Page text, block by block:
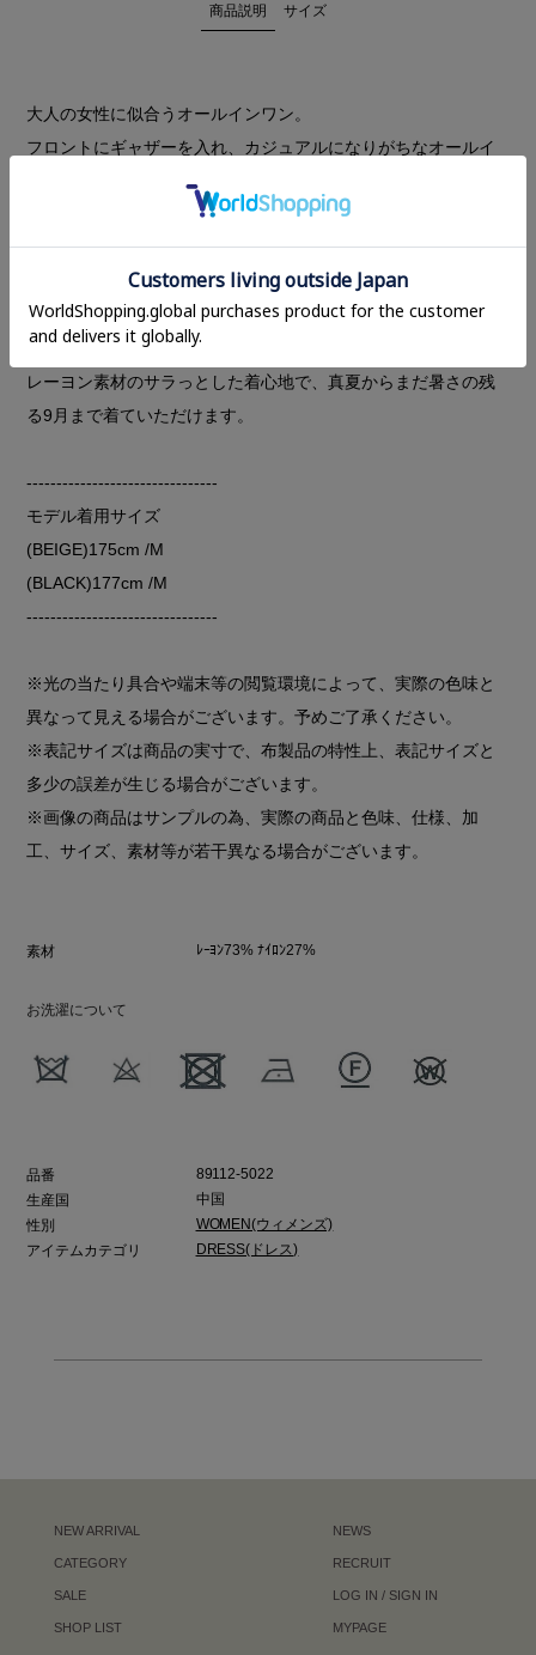
商品説明 サイズ
大人の女性に似合うオールインワン。
フロントにギャザーを入れ、カジュアルになりがちなオールイ
ンワンに女性らしさをプラス。
膝まで裏地つきで安心。
背中はバックオープンデザイン。スリットなので中にキャミソ
ールなどを着てもデザインに馴染みます。
普段のお出かけにはもちろん、アクセサリーやヒール合わせで
オケージョンスタイルとしても着用いただけるアイテムです。
レーヨン素材のサラっとした着心地で、真夏からまだ暑さの残
る9月まで着ていただけます。
--------------------------------
モデル着用サイズ
(BEIGE)175cm /M
(BLACK)177cm /M
--------------------------------
※光の当たり具合や端末等の閲覧環境によって、実際の色味と
異なって見える場合がございます。予めご了承ください。
※表記サイズは商品の実寸で、布製品の特性上、表記サイズと
多少の誤差が生じる場合がございます。
※画像の商品はサンプルの為、実際の商品と色味、仕様、加
工、サイズ、素材等が若干異なる場合がございます。
素材 ﾚｰﾖﾝ73% ﾅｲﾛﾝ27%
お洗濯について
品番
89112-5022
生産国
中国
性別
WOMEN(ウィメンズ)
アイテムカテゴリ
DRESS(ドレス)
NEW ARRIVAL
CATEGORY
SALE
SHOP LIST
NEWS
RECRUIT
LOG IN / SIGN IN
MYPAGE